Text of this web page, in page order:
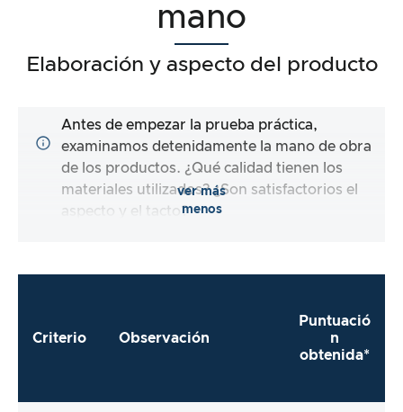
mano
Elaboración y aspecto del producto
Antes de empezar la prueba práctica,
examinamos detenidamente la mano de obra
de los productos. ¿Qué calidad tienen los
materiales utilizados? ¿Son satisfactorios el
aspecto y el tacto?
ver más
menos
Criterio Observación
Puntuació
n
obtenida*